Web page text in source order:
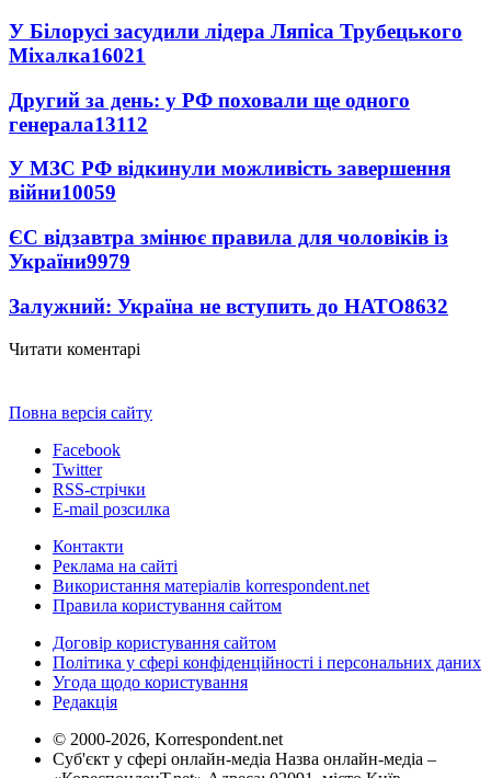
У Білорусі засудили лідера Ляпіса Трубецького
Міхалка16021
Другий за день: у РФ поховали ще одного
генерала13112
У МЗС РФ відкинули можливість завершення
війни10059
ЄС відзавтра змінює правила для чоловіків із
України9979
Залужний: Україна не вступить до НАТО8632
Читати коментарі
Повна версія сайту
Facebook
Twitter
RSS-стрічки
E-mail розсилка
Контакти
Реклама на сайті
Використання матеріалів korrespondent.net
Правила користування сайтом
Договір користування сайтом
Політика у сфері конфіденційності і персональних даних
Угода щодо користування
Редакція
© 2000-2026, Korrespondent.net
Суб'єкт у сфері онлайн-медіа Назва онлайн-медіа –